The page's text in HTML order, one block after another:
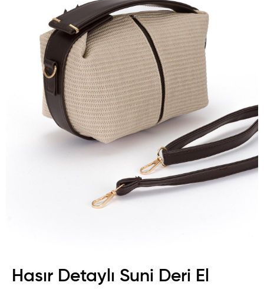
Hasır Detaylı Suni Deri El